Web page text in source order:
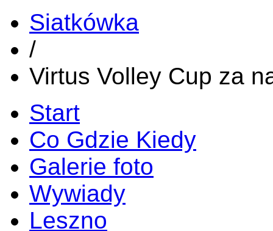
Siatkówka
/
Virtus Volley Cup za
Start
Co Gdzie Kiedy
Galerie foto
Wywiady
Leszno